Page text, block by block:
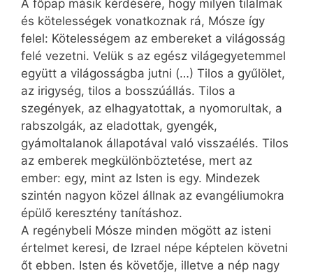
A főpap másik kérdésére, hogy milyen tilalmak
és kötelességek vonatkoznak rá, Mósze így
felel: Kötelességem az embereket a világosság
felé vezetni. Velük s az egész világegyetemmel
együtt a világosságba jutni (…) Tilos a gyűlölet,
az irigység, tilos a bosszúállás. Tilos a
szegények, az elhagyatottak, a nyomorultak, a
rabszolgák, az eladottak, gyengék,
gyámoltalanok állapotával való visszaélés. Tilos
az emberek megkülönböztetése, mert az
ember: egy, mint az Isten is egy. Mindezek
szintén nagyon közel állnak az evangéliumokra
épülő keresztény tanításhoz.
A regénybeli Mósze minden mögött az isteni
értelmet keresi, de Izrael népe képtelen követni
őt ebben. Isten és követője, illetve a nép nagy